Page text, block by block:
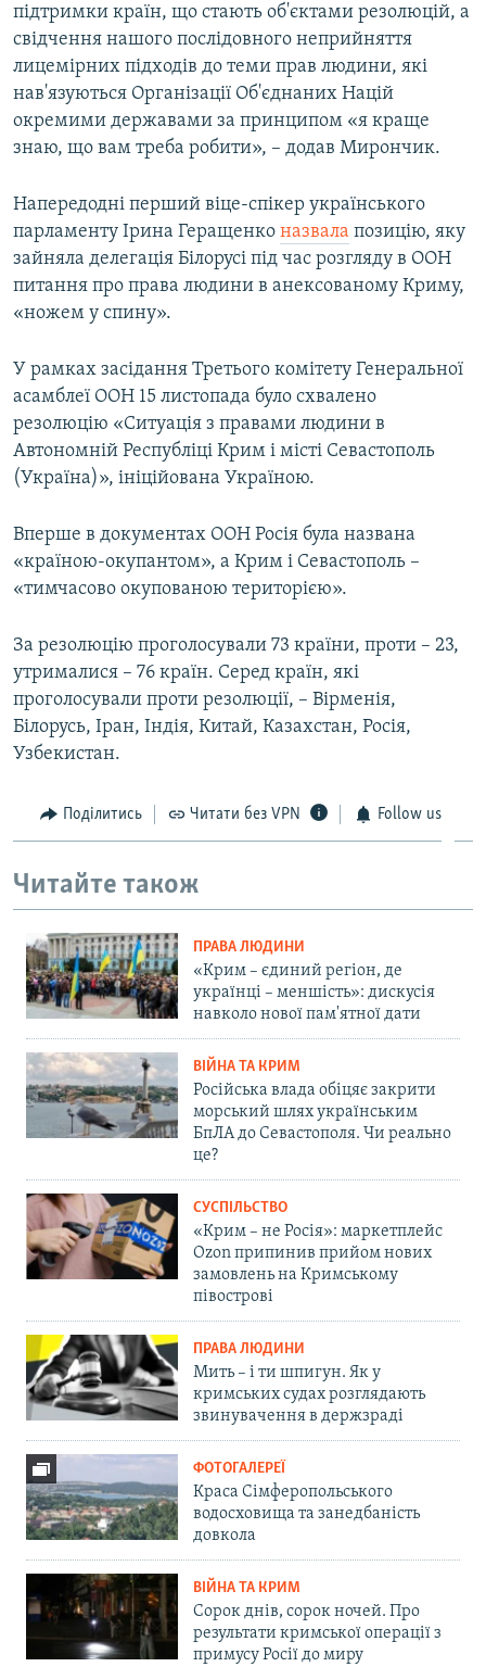
підтримки країн, що стають об'єктами резолюцій, а
свідчення нашого послідовного неприйняття
лицемірних підходів до теми прав людини, які
нав'язуються Організації Об'єднаних Націй
окремими державами за принципом «я краще
знаю, що вам треба робити», – додав Мирончик.
Напередодні перший віце-спікер українського
парламенту Ірина Геращенко назвала позицію, яку
зайняла делегація Білорусі під час розгляду в ООН
питання про права людини в анексованому Криму,
«ножем у спину».
У рамках засідання Третього комітету Генеральної
асамблеї ООН 15 листопада було схвалено
резолюцію «Ситуація з правами людини в
Автономній Республіці Крим і місті Севастополь
(Україна)», ініційована Україною.
Вперше в документах ООН Росія була названа
«країною-окупантом», а Крим і Севастополь –
«тимчасово окупованою територією».
За резолюцію проголосували 73 країни, проти – 23,
утрималися – 76 країн. Серед країн, які
проголосували проти резолюції, – Вірменія,
Білорусь, Іран, Індія, Китай, Казахстан, Росія,
Узбекистан.
Поділитись Читати без VPN Follow us
Читайте також
ПРАВА ЛЮДИНИ
«Крим – єдиний регіон, де
українці – меншість»: дискусія
навколо нової пам'ятної дати
ВІЙНА ТА КРИМ
Російська влада обіцяє закрити
морський шлях українським
БпЛА до Севастополя. Чи реально
це?
СУСПІЛЬСТВО
«Крим – не Росія»: маркетплейс
Ozon припинив прийом нових
замовлень на Кримському
півострові
ПРАВА ЛЮДИНИ
Мить – і ти шпигун. Як у
кримських судах розглядають
звинувачення в держзраді
ФОТОГАЛЕРЕЇ
Краса Сімферопольського
водосховища та занедбаність
довкола
ВІЙНА ТА КРИМ
Сорок днів, сорок ночей. Про
результати кримської операції з
примусу Росії до миру